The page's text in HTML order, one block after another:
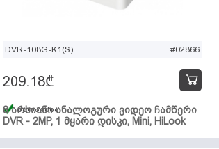
DVR-108G-K1(S) #02866
8 არხიანი ანალოგური ვიდეო ჩამწერი
DVR - 2MP, 1 მყარი დისკი, Mini, HiLook
209.18₾
მარაგშია